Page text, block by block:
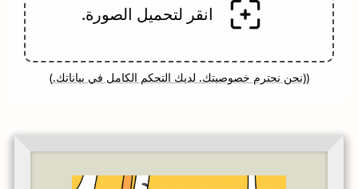
انقر لتحميل الصورة.
((نحن نحترم خصوصيتك. لديك التحكم الكامل في بياناتك.)